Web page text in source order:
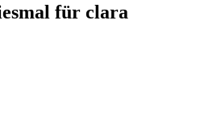
für clara